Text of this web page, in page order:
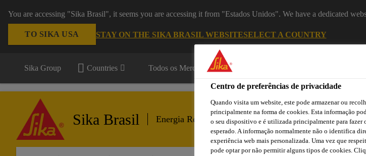
You are accessing "Sika Brasil", it seems you are accessing it from "Estados Unidos". We have a dedicated
TO SIKA USA STAY ON THE SIKA BRASIL WEBSITESELECT A COUNTRY
Sika Group Countries Todos os Mercados
Sika Brasil Energia Renovável
Centro de preferências de privacidade
Quando visita um website, este pode armazenar ou
principalmente na forma de cookies. Esta informação
o seu dispositivo e é utilizada principalmente para fazer
esperado. A informação normalmente não o identifica
experiência web mais personalizada. Uma vez que
pode optar por não permitir alguns tipos de cookies.